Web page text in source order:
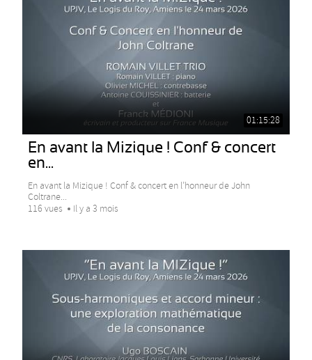
01:15:28
En avant la Mizique ! Conf & concert
en...
En avant la Mizique ! Conf & concert en l’honneur de John
Coltrane...
116 vues
Il y a 3 mois